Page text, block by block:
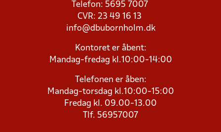
Telefon: 5695 7007
CVR: 23 49 16 13
info@dbubornholm.dk
Kontoret er åbent:
Mandag-fredag kl.10:00-14:00
Telefonen er åben:
Mandag-torsdag kl.10:00-15:00
Fredag kl. 09.00-13.00
Tlf. 56957007